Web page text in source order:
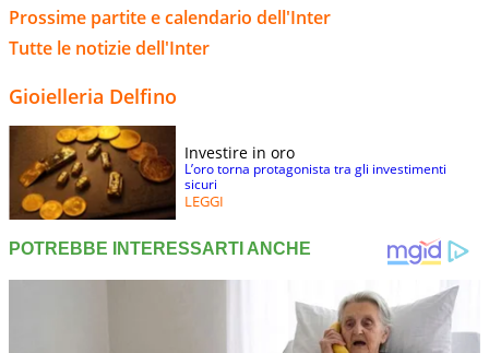
Prossime partite e calendario dell'Inter
Tutte le notizie dell'Inter
Gioielleria Delfino
Investire in oro
L’oro torna protagonista tra gli investimenti
sicuri
LEGGI